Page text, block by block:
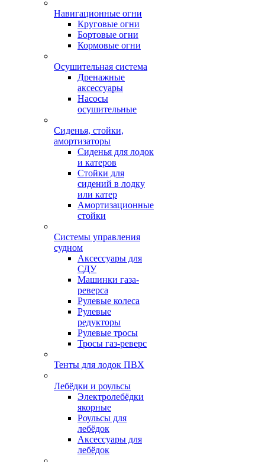
Навигационные огни
Круговые огни
Бортовые огни
Кормовые огни
Осушительная система
Дренажные
аксессуары
Насосы
осушительные
Сиденья, стойки,
амортизаторы
Сиденья для лодок
и катеров
Стойки для
сидений в лодку
или катер
Амортизационные
стойки
Системы управления
судном
Аксессуары для
СДУ
Машинки газа-
реверса
Рулевые колеса
Рулевые
редукторы
Рулевые тросы
Тросы газ-реверс
Тенты для лодок ПВХ
Лебёдки и роульсы
Электролебёдки
якорные
Роульсы для
лебёдок
Аксессуары для
лебёдок